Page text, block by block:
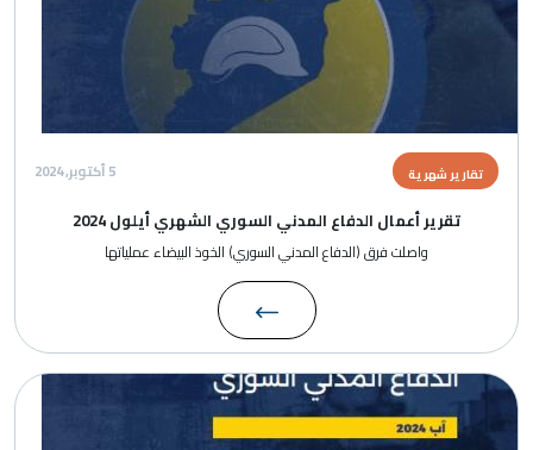
تقارير شهرية
تقرير أعمال الدفاع المدني السوري الشهري أيلول 2024
واصلت فرق (الدفاع المدني السوري) الخوذ البيضاء عملياتها
الصورة